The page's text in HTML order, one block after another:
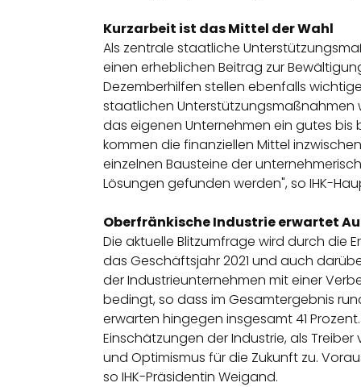
Kurzarbeit ist das Mittel der Wahl
Als zentrale staatliche
einen erheblichen Beitrag zur
Dezemberhilfen stellen ebenfalls
staatlichen Unterstützungsmaßnahmen
das eigenen Unternehmen ein gutes bis
kommen die finanziellen Mittel
einzelnen Bausteine der
Lösungen gefunden werden", so IHK-
Oberfränkische Industrie erwartet
Die aktuelle Blitzumfrage wird durch die
das Geschäftsjahr 2021 und auch
der Industrieunternehmen mit einer
bedingt, so dass im Gesamtergebnis
erwarten hingegen insgesamt 41
Einschätzungen der Industrie, als
und Optimismus für die Zukunft zu.
so IHK-Präsidentin Weigand.